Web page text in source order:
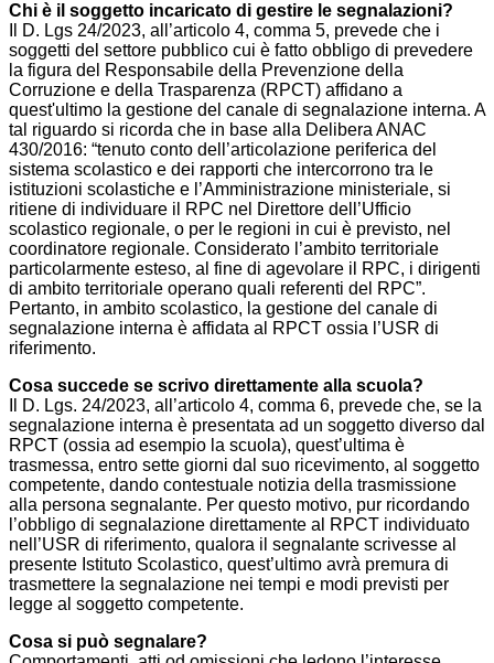
Chi è il soggetto incaricato di gestire le segnalazioni?
Il D. Lgs 24/2023, all’articolo 4, comma 5, prevede che i
soggetti del settore pubblico cui è fatto obbligo di prevedere
la figura del Responsabile della Prevenzione della
Corruzione e della Trasparenza (RPCT) affidano a
quest'ultimo la gestione del canale di segnalazione interna. A
tal riguardo si ricorda che in base alla Delibera ANAC
430/2016: “tenuto conto dell’articolazione periferica del
sistema scolastico e dei rapporti che intercorrono tra le
istituzioni scolastiche e l’Amministrazione ministeriale, si
ritiene di individuare il RPC nel Direttore dell’Ufficio
scolastico regionale, o per le regioni in cui è previsto, nel
coordinatore regionale. Considerato l’ambito territoriale
particolarmente esteso, al fine di agevolare il RPC, i dirigenti
di ambito territoriale operano quali referenti del RPC”.
Pertanto, in ambito scolastico, la gestione del canale di
segnalazione interna è affidata al RPCT ossia l’USR di
riferimento.
Cosa succede se scrivo direttamente alla scuola?
Il D. Lgs. 24/2023, all’articolo 4, comma 6, prevede che, se la
segnalazione interna è presentata ad un soggetto diverso dal
RPCT (ossia ad esempio la scuola), quest’ultima è
trasmessa, entro sette giorni dal suo ricevimento, al soggetto
competente, dando contestuale notizia della trasmissione
alla persona segnalante. Per questo motivo, pur ricordando
l’obbligo di segnalazione direttamente al RPCT individuato
nell’USR di riferimento, qualora il segnalante scrivesse al
presente Istituto Scolastico, quest’ultimo avrà premura di
trasmettere la segnalazione nei tempi e modi previsti per
legge al soggetto competente.
Cosa si può segnalare?